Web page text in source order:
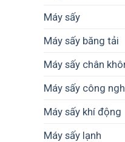
Máy sấy
Máy sấy băng tải
Máy sấy chân
Máy sấy công
Máy sấy khí động
Máy sấy lạnh